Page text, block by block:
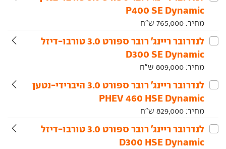
P400 SE Dynamic
מחיר: 765,000 ש"ח
לנדרובר‏ ריינג' רובר ספורט‏ 3.0 טורבו-דיזל
D300 SE Dynamic
מחיר: 809,000 ש"ח
לנדרובר‏ ריינג' רובר ספורט‏ 3.0 היברידי-נטען
PHEV 460 HSE Dynamic
מחיר: 829,000 ש"ח
לנדרובר‏ ריינג' רובר ספורט‏ 3.0 טורבו-דיזל
D300 HSE Dynamic